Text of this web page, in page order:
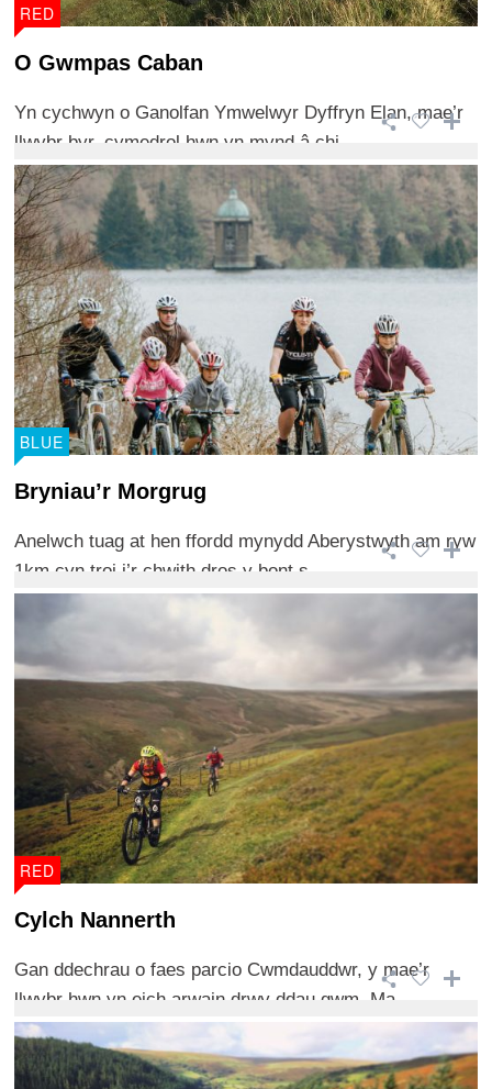
RED
O Gwmpas Caban
Yn cychwyn o Ganolfan Ymwelwyr Dyffryn Elan, mae’r
llwybr byr, cymedrol hwn yn mynd â chi ...
BLUE
Bryniau’r Morgrug
Anelwch tuag at hen ffordd mynydd Aberystwyth am ryw
1km cyn troi i’r chwith dros y bont s ...
RED
Cylch Nannerth
Gan ddechrau o faes parcio Cwmdauddwr, y mae’r
llwybr hwn yn eich arwain drwy ddau gwm. Ma ...